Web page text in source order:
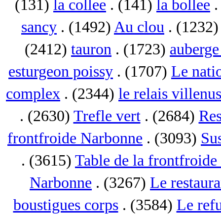
(131) la collee . (141) la bollee
sancy . (1492) Au clou .
(2412) tauron . (1723)
esturgeon poissy . (1707) Le
complex . (2344) le relais villenus
. (2630) Trefle vert. (2684)
frontfroide Narbonne . (3093)
. (3615) Table de la frontfroide
Narbonne . (3267) Le
boustigues corps. (3584) Le